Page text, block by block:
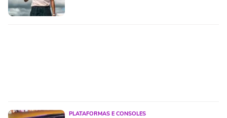
PLATAFORMAS E CONSOLES